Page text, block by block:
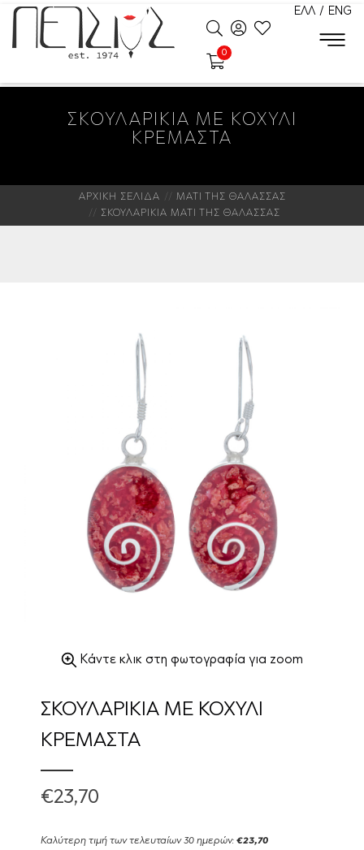
ΕΛΛ / ENG
0
ΣΚΟΥΛΑΡΙΚΙΑ ΜΕ ΚΟΧΥΛΙ
ΚΡΕΜΑΣΤΑ
ΑΡΧΙΚΗ ΣΕΛΙΔΑ
ΜΑΤΙ ΤΗΣ ΘΑΛΑΣΣΑΣ
ΣΚΟΥΛΑΡΙΚΙΑ ΜΑΤΙ ΤΗΣ ΘΑΛΑΣΣΑΣ
Κάντε κλικ στη φωτογραφία για zoom
ΣΚΟΥΛΑΡΙΚΙΑ ΜΕ ΚΟΧΥΛΙ
ΚΡΕΜΑΣΤΑ
€23,70
Καλύτερη τιμή των τελευταίων 30 ημερών: €23,70